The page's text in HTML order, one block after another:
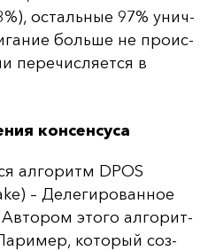
ос­таль­ные 97% унич­
боль­ше не про­ис­
пе­ре­чис­ля­ет­ся в
консенсуса
ал­го­ритм DPOS
– Де­ле­ги­ро­ван­ное
это­го ал­го­рит­
ко­то­рый соз­